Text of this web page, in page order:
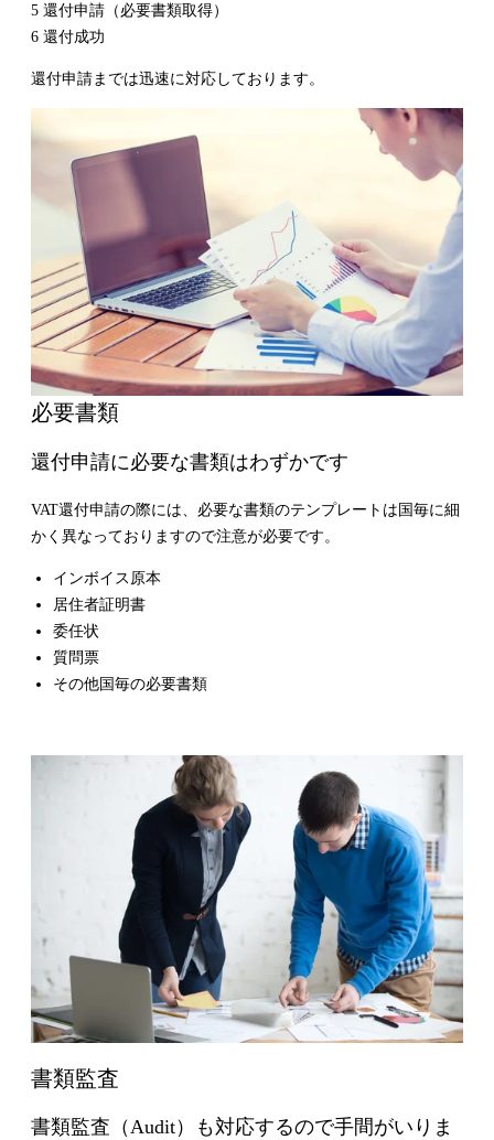
5 還付申請（必要書類取得）
6 還付成功
還付申請までは迅速に対応しております。
必要書類
還付申請に必要な書類はわずかです
VAT還付申請の際には、必要な書類のテンプレートは国毎に細
かく異なっておりますので注意が必要です。
インボイス原本
居住者証明書
委任状
質問票
その他国毎の必要書類
書類監査
書類監査（Audit）も対応するので手間がいりま